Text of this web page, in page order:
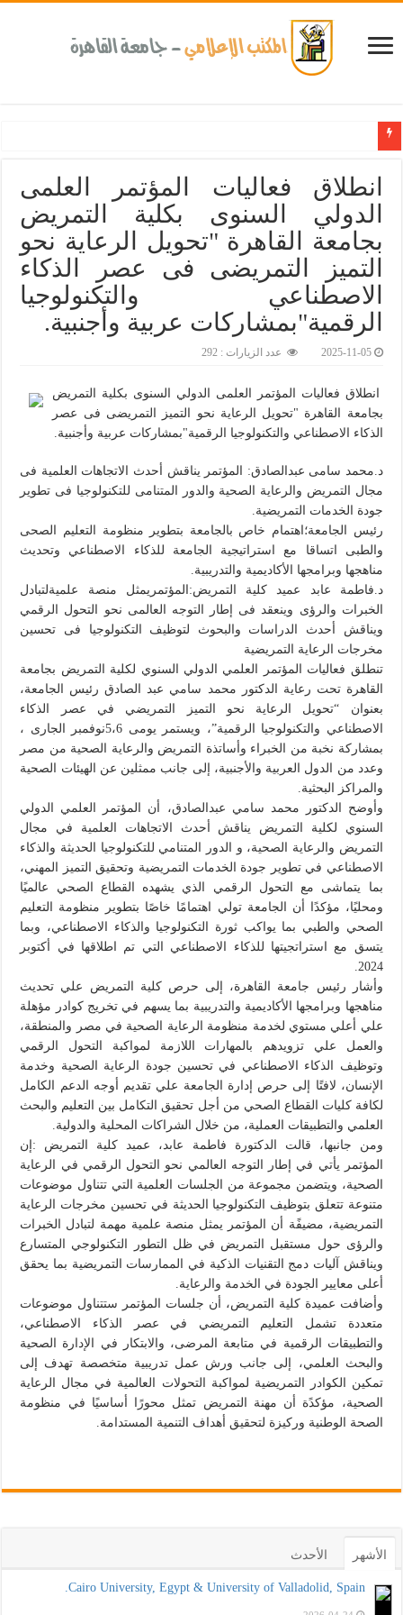
انطلاق فعاليات المؤتمر العلمى
الدولي السنوى بكلية التمريض
بجامعة القاهرة "تحويل الرعاية نحو
التميز التمريضى فى عصر الذكاء
الاصطناعي والتكنولوجيا
الرقمية"بمشاركات عربية وأجنبية.‎
2025-11-05 عدد الزيارات : 292
انطلاق فعاليات المؤتمر العلمى الدولي السنوى بكلية التمريض
بجامعة القاهرة "تحويل الرعاية نحو التميز التمريضى فى عصر
الذكاء الاصطناعي والتكنولوجيا الرقمية"بمشاركات عربية وأجنبية.
د.محمد سامى عبدالصادق: المؤتمر يناقش أحدث الاتجاهات العلمية فى
مجال التمريض والرعاية الصحية والدور المتنامى للتكنولوجيا فى تطوير
جودة الخدمات التمريضية.
رئيس الجامعة؛اهتمام خاص بالجامعة بتطوير منظومة التعليم الصحى
والطبى اتساقا مع استراتيجية الجامعة للذكاء الاصطناعي وتحديث
مناهجها وبرامجها الأكاديمية والتدريبية.
د.فاطمة عابد عميد كلية التمريض:المؤتمريمثل منصة علميةلتبادل
الخبرات والرؤى وينعقد فى إطار التوجه العالمى نحو التحول الرقمي
ويناقش أحدث الدراسات والبحوث لتوظيف التكنولوجيا فى تحسين
مخرجات الرعاية التمريضية
تنطلق فعاليات المؤتمر العلمي الدولي السنوي لكلية التمريض بجامعة
القاهرة تحت رعاية الدكتور محمد سامي عبد الصادق رئيس الجامعة،
بعنوان “تحويل الرعاية نحو التميز التمريضي في عصر الذكاء
الاصطناعي والتكنولوجيا الرقمية”، ويستمر يومى 5،6نوفمبر الجارى ،
بمشاركة نخبة من الخبراء وأساتذة التمريض والرعاية الصحية من مصر
وعدد من الدول العربية والأجنبية، إلى جانب ممثلين عن الهيئات الصحية
والمراكز البحثية.
وأوضح الدكتور محمد سامي عبدالصادق، أن المؤتمر العلمي الدولي
السنوي لكلية التمريض يناقش أحدث الاتجاهات العلمية في مجال
التمريض والرعاية الصحية، و الدور المتنامي للتكنولوجيا الحديثة والذكاء
الاصطناعي في تطوير جودة الخدمات التمريضية وتحقيق التميز المهني،
بما يتماشى مع التحول الرقمي الذي يشهده القطاع الصحي عالميًا
ومحليًا، مؤكدًا أن الجامعة تولي اهتمامًا خاصًا بتطوير منظومة التعليم
الصحي والطبي بما يواكب ثورة التكنولوجيا والذكاء الاصطناعي، وبما
يتسق مع استراتجيتها للذكاء الاصطناعي التي تم اطلاقها في أكتوبر
2024.
وأشار رئيس جامعة القاهرة، إلى حرص كلية التمريض علي تحديث
مناهجها وبرامجها الأكاديمية والتدريبية بما يسهم في تخريج كوادر مؤهلة
علي أعلي مستوي لخدمة منظومة الرعاية الصحية في مصر والمنطقة،
والعمل علي تزويدهم بالمهارات اللازمة لمواكبة التحول الرقمي
وتوظيف الذكاء الاصطناعي في تحسين جودة الرعاية الصحية وخدمة
الإنسان، لافتًا إلى حرص إدارة الجامعة علي تقديم أوجه الدعم الكامل
لكافة كليات القطاع الصحي من أجل تحقيق التكامل بين التعليم والبحث
العلمي والتطبيقات العملية، من خلال الشراكات المحلية والدولية.
ومن جانبها، قالت الدكتورة فاطمة عابد، عميد كلية التمريض :إن
المؤتمر يأتي في إطار التوجه العالمي نحو التحول الرقمي في الرعاية
الصحية، ويتضمن مجموعة من الجلسات العلمية التي تتناول موضوعات
متنوعة تتعلق بتوظيف التكنولوجيا الحديثة في تحسين مخرجات الرعاية
التمريضية، مضيفًة أن المؤتمر يمثل منصة علمية مهمة لتبادل الخبرات
والرؤى حول مستقبل التمريض في ظل التطور التكنولوجي المتسارع
ويناقش آليات دمج التقنيات الذكية في الممارسات التمريضية بما يحقق
أعلى معايير الجودة في الخدمة والرعاية.
وأضافت عميدة كلية التمريض، أن جلسات المؤتمر ستتناول موضوعات
متعددة تشمل التعليم التمريضي في عصر الذكاء الاصطناعي،
والتطبيقات الرقمية في متابعة المرضى، والابتكار في الإدارة الصحية
والبحث العلمي، إلى جانب ورش عمل تدريبية متخصصة تهدف إلى
تمكين الكوادر التمريضية لمواكبة التحولات العالمية في مجال الرعاية
الصحية، مؤكدًة أن مهنة التمريض تمثل محورًا أساسيًا في منظومة
الصحة الوطنية وركيزة لتحقيق أهداف التنمية المستدامة.
الأشهر الأحدث
Cairo University, Egypt & University of Valladolid, Spain.